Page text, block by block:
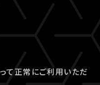
て正常にご利用いただ